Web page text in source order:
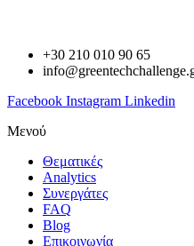
+30 210 010 90 65
Facebook Instagram Linkedin
Μενού
Θεματικές
Analytics
Συνεργάτες
FAQ
Blog
Επικοινωνία